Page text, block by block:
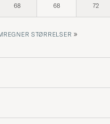
68 68 72
STØRRELSER »